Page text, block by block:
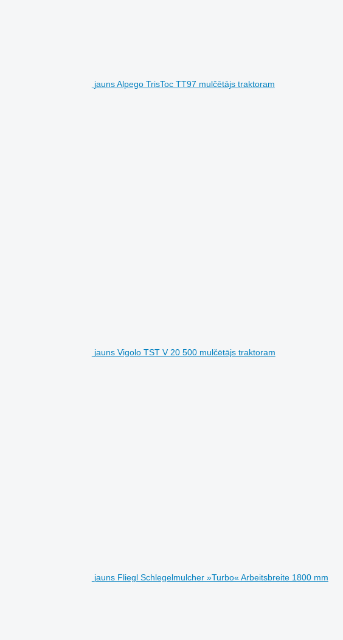
jauns Alpego TrisToc TT97 mulčētājs traktoram
jauns Vigolo TST V 20 500 mulčētājs traktoram
jauns Fliegl Schlegelmulcher »Turbo« Arbeitsbreite 1800 mm